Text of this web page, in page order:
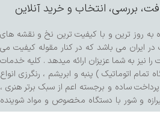
بررسی، انتخاب و خرید آنلاین
به روز ترین و با کیفیت ترین نخ و نقشه های
در ایران می باشد که در کنار مقوله کیفیت می
نیز به شما عزیزان ارائه میدهد . کلیه خدمات
اتوماتیک ) پنبه و ابریشم ، رنگرزی انواع
ساده و برجسته اعم از سبک برتر هنری ،
و شور با دستگاه مخصوص و مواد شوینده